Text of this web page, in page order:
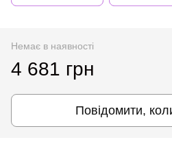
Немає в наявності
4 681 грн
Повідомити,